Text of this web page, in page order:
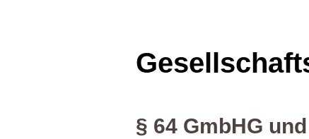
§ 64 GmbHG